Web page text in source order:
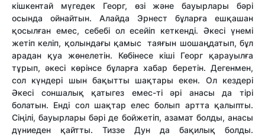
кішкентай мүгедек Георг, өзі және бауырлары бәрі
осында ойнайтын. Алайда Эрнест бұларға ешқашан
қосылған емес, себебі ол есейіп кеткенді. Әкесі үнемі
жетіп келіп, қолындағы қамыс таяғын шошаңдатып, бұл
арадан қуа жөнелетін. Көбінесе кіші Георг қарауылға
тұрып, әкесі көрінсе бұларға хабар беретін. Дегенмен,
сол күндері шын бақытты шақтары екен. Ол кездері
Әкесі соншалық қатыгез емес-ті әрі анасы да тірі
болатын. Енді сол шақтар елес болып артта қалыпты.
Сіңілі, бауырлары бәрі де бойжетіп, азамат болды, анасы
дүниеден қайтты. Тиззе Дун да бақилық болды.